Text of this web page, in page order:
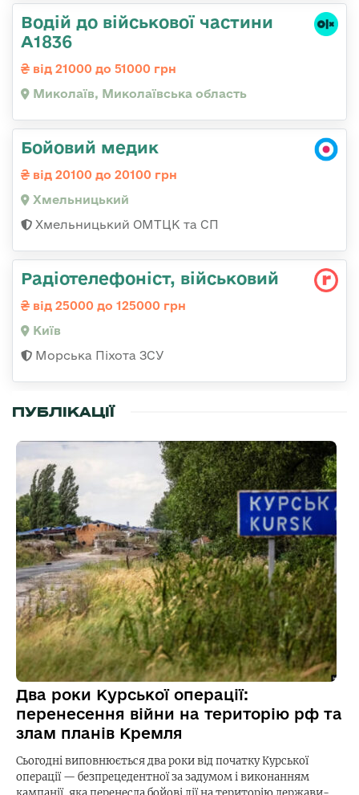
Водій до військової частини
А1836
від 21000 до 51000 грн
Миколаїв, Миколаївська область
Бойовий медик
від 20100 до 20100 грн
Хмельницький
Хмельницький ОМТЦК та СП
Радіотелефоніст, військовий
від 25000 до 125000 грн
Київ
Морська Піхота ЗСУ
ПУБЛІКАЦІЇ
Два роки Курської операції:
перенесення війни на територію рф та
злам планів Кремля
Сьогодні виповнюється два роки від початку Курської
операції — безпрецедентної за задумом і виконанням